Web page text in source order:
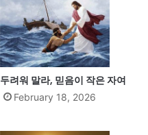
두려워 말라, 믿음이 작은 자여
February 18, 2026